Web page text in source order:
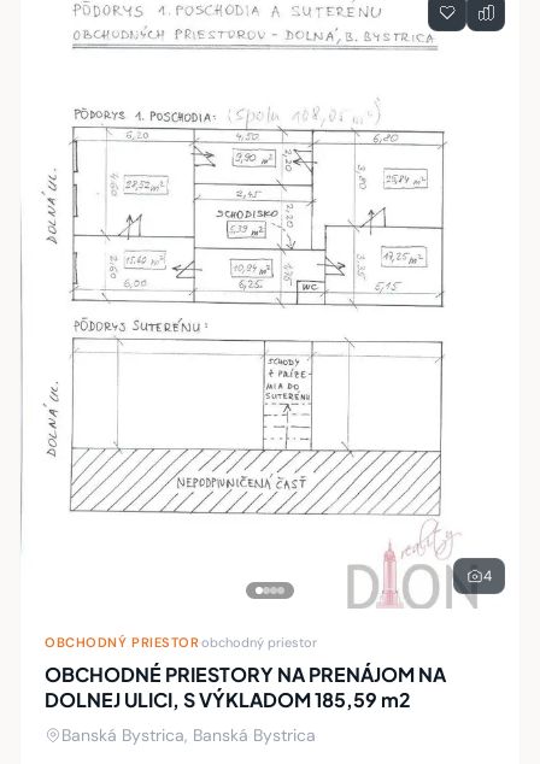
4
OBCHODNÝ PRIESTOR·obchodný priestor
OBCHODNÉ PRIESTORY NA PRENÁJOM NA
DOLNEJ ULICI, S VÝKLADOM 185,59 m2
Banská Bystrica, Banská Bystrica